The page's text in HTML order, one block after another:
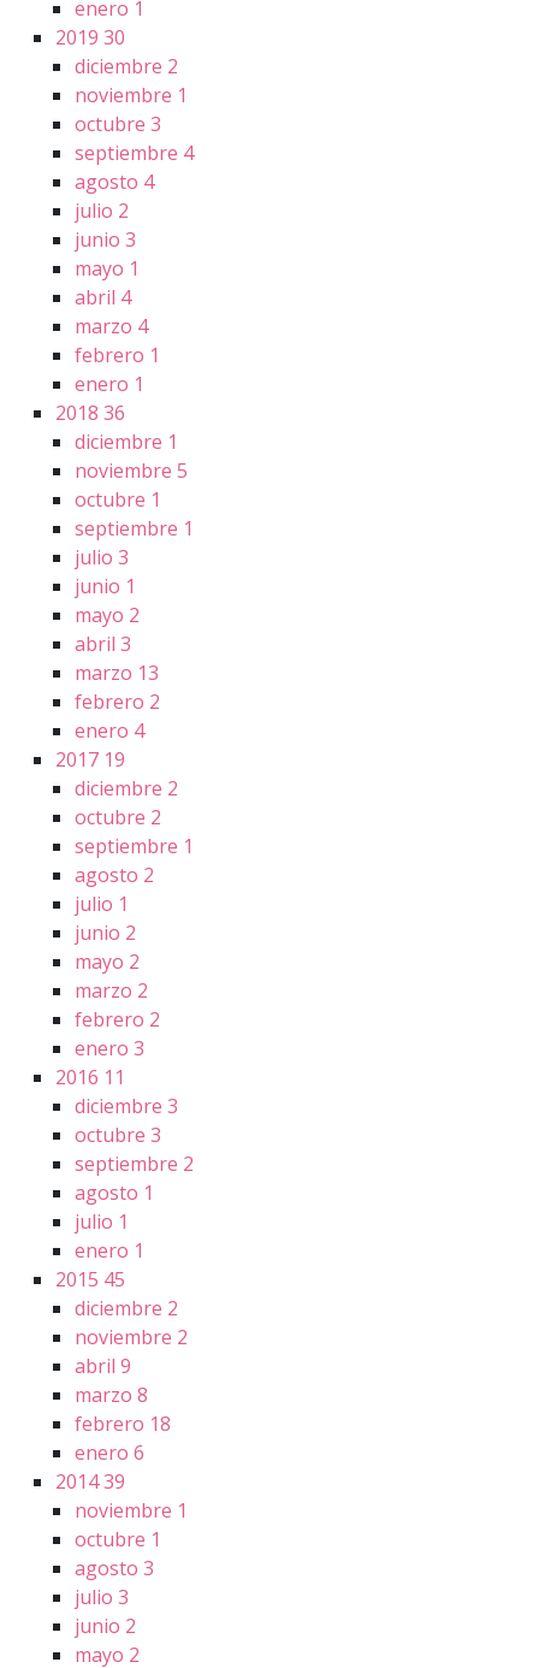
enero 1
2019 30
diciembre 2
noviembre 1
octubre 3
septiembre 4
agosto 4
julio 2
junio 3
mayo 1
abril 4
marzo 4
febrero 1
enero 1
2018 36
diciembre 1
noviembre 5
octubre 1
septiembre 1
julio 3
junio 1
mayo 2
abril 3
marzo 13
febrero 2
enero 4
2017 19
diciembre 2
octubre 2
septiembre 1
agosto 2
julio 1
junio 2
mayo 2
marzo 2
febrero 2
enero 3
2016 11
diciembre 3
octubre 3
septiembre 2
agosto 1
julio 1
enero 1
2015 45
diciembre 2
noviembre 2
abril 9
marzo 8
febrero 18
enero 6
201439
noviembre 1
octubre 1
agosto 3
julio 3
junio 2
mayo 2